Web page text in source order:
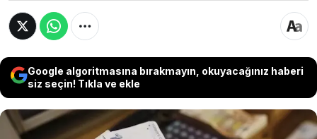
Google algoritmasına bırakmayın, okuyacağınız haberi
siz seçin! Tıkla ve ekle